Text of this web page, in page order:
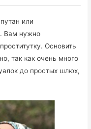
или
Вам нужно
Основить
так как очень много
до простых шлюх,